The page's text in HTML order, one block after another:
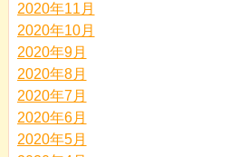
2020年11月
2020年10月
2020年9月
2020年8月
2020年7月
2020年6月
2020年5月